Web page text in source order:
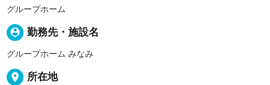
グループホーム
person_pin 勤務先・施設名
グループホーム みなみ
place 所在地